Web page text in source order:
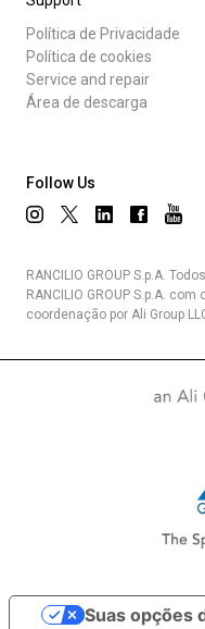
Política de Privacidade
Política de cookies
Service and repair
Área de descarga
Follow Us
RANCILIO GROUP S.p.A.
RANCILIO GROUP S.p.A.
coordenação por Ali Group
Suas opções